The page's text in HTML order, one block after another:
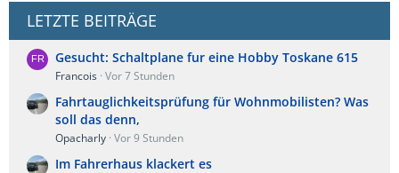
LETZTE BEITRÄGE
Gesucht: Schaltplane fur eine Hobby Toskane 615
Francois Vor 7 Stunden
Fahrtauglichkeitsprüfung für Wohnmobilisten? Was
soll das denn,
Opacharly Vor 9 Stunden
Im Fahrerhaus klackert es